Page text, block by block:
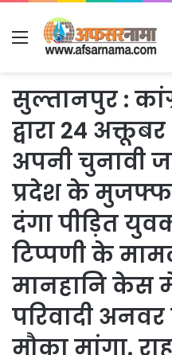
Menu
सुल्तानपुर :
द्वारा 24
अपनी चुनावी
प्रदेश के
दंगा पीड़ित
टिप्पणी के
मानहानि केस
परिवादी
मौका मांगा.